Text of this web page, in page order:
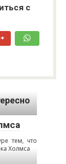
с
тем, что
Холмса